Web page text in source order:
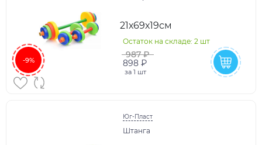
-9%
21х69х19см
Остаток на складе: 2 шт
987 ₽
898 ₽
за 1 шт
Юг-Пласт
Штанга